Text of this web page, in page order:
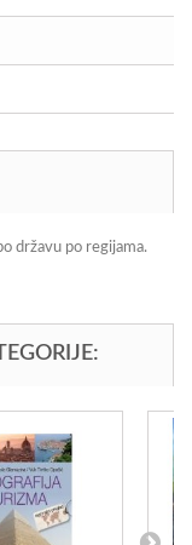
državu po regijama.